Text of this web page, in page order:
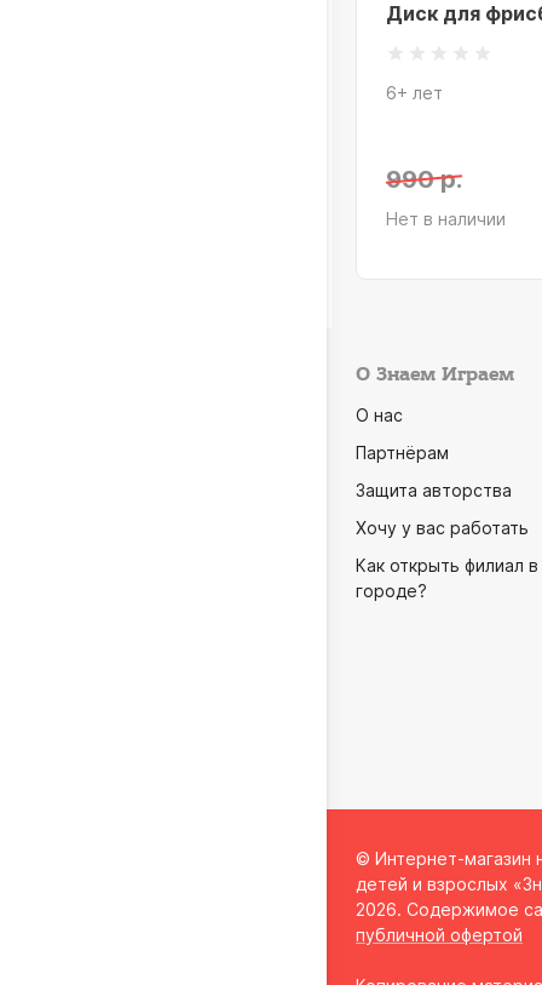
Диск для
6+ лет
990 р.
Нет в наличии
О Знаем Играем
О нас
Партнёрам
Защита авторства
Хочу у вас работать
Как открыть филиал
городе?
© Интернет-магазин
детей и взрослых
2026. Содержимое
публичной офертой